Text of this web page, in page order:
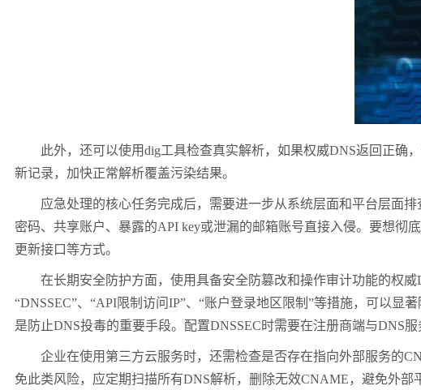
此外，还可以使用dig工具检查真实解析，如果权威DNS返回正确
新记录，加快正常解析覆盖污染结果。
应急处理的核心任务完成后，需要进一步从系统层面和平台层面排
密码、共享账户、暴露的API key或泄漏的邮箱账号直接入侵。要想彻
更新接口等方式。
在长期安全防护方面，使用具备安全防篡改和操作审计功能的权威
“DNSSEC”、“API限制访问IP”、“账户登录地区限制”等措施，可以显
是防止DNS投毒的重要手段。配置DNSSEC时需要在注册商端与DNS
企业在使用第三方云服务时，还需检查是否存在指向外部服务的
免此类风险，应定期扫描所有DNS解析，删除无效CNAME，避免外部